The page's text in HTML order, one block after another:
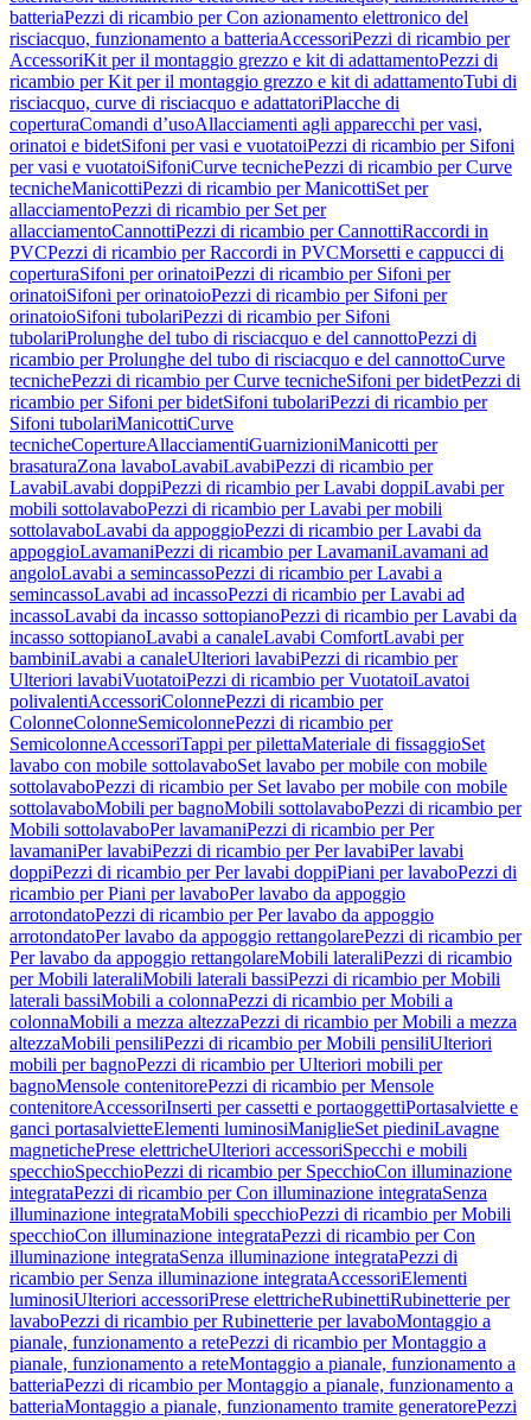
batteriaPezzi di ricambio per Con azionamento elettronico del
risciacquo, funzionamento a batteriaAccessoriPezzi di ricambio per
AccessoriKit per il montaggio grezzo e kit di adattamentoPezzi di
ricambio per Kit per il montaggio grezzo e kit di adattamentoTubi di
risciacquo, curve di risciacquo e adattatoriPlacche di
coperturaComandi d’usoAllacciamenti agli apparecchi per vasi,
orinatoi e bidetSifoni per vasi e vuotatoiPezzi di ricambio per Sifoni
per vasi e vuotatoiSifoniCurve tecnichePezzi di ricambio per Curve
tecnicheManicottiPezzi di ricambio per ManicottiSet per
allacciamentoPezzi di ricambio per Set per
allacciamentoCannottiPezzi di ricambio per CannottiRaccordi in
PVCPezzi di ricambio per Raccordi in PVCMorsetti e cappucci di
coperturaSifoni per orinatoiPezzi di ricambio per Sifoni per
orinatoiSifoni per orinatoioPezzi di ricambio per Sifoni per
orinatoioSifoni tubolariPezzi di ricambio per Sifoni
tubolariProlunghe del tubo di risciacquo e del cannottoPezzi di
ricambio per Prolunghe del tubo di risciacquo e del cannottoCurve
tecnichePezzi di ricambio per Curve tecnicheSifoni per bidetPezzi di
ricambio per Sifoni per bidetSifoni tubolariPezzi di ricambio per
Sifoni tubolariManicottiCurve
tecnicheCopertureAllacciamentiGuarnizioniManicotti per
brasaturaZona lavaboLavabiLavabiPezzi di ricambio per
LavabiLavabi doppiPezzi di ricambio per Lavabi doppiLavabi per
mobili sottolavaboPezzi di ricambio per Lavabi per mobili
sottolavaboLavabi da appoggioPezzi di ricambio per Lavabi da
appoggioLavamaniPezzi di ricambio per LavamaniLavamani ad
angoloLavabi a semincassoPezzi di ricambio per Lavabi a
semincassoLavabi ad incassoPezzi di ricambio per Lavabi ad
incassoLavabi da incasso sottopianoPezzi di ricambio per Lavabi da
incasso sottopianoLavabi a canaleLavabi ComfortLavabi per
bambiniLavabi a canaleUlteriori lavabiPezzi di ricambio per
Ulteriori lavabiVuotatoiPezzi di ricambio per VuotatoiLavatoi
polivalentiAccessoriColonnePezzi di ricambio per
ColonneColonneSemicolonnePezzi di ricambio per
SemicolonneAccessoriTappi per pilettaMateriale di fissaggioSet
lavabo con mobile sottolavaboSet lavabo per mobile con mobile
sottolavaboPezzi di ricambio per Set lavabo per mobile con mobile
sottolavaboMobili per bagnoMobili sottolavaboPezzi di ricambio per
Mobili sottolavaboPer lavamaniPezzi di ricambio per Per
lavamaniPer lavabiPezzi di ricambio per Per lavabiPer lavabi
doppiPezzi di ricambio per Per lavabi doppiPiani per lavaboPezzi di
ricambio per Piani per lavaboPer lavabo da appoggio
arrotondatoPezzi di ricambio per Per lavabo da appoggio
arrotondatoPer lavabo da appoggio rettangolarePezzi di ricambio per
Per lavabo da appoggio rettangolareMobili lateraliPezzi di ricambio
per Mobili lateraliMobili laterali bassiPezzi di ricambio per Mobili
laterali bassiMobili a colonnaPezzi di ricambio per Mobili a
colonnaMobili a mezza altezzaPezzi di ricambio per Mobili a mezza
altezzaMobili pensiliPezzi di ricambio per Mobili pensiliUlteriori
mobili per bagnoPezzi di ricambio per Ulteriori mobili per
bagnoMensole contenitorePezzi di ricambio per Mensole
contenitoreAccessoriInserti per cassetti e portaoggettiPortasalviette e
ganci portasalvietteElementi luminosiManiglieSet piediniLavagne
magnetichePrese elettricheUlteriori accessoriSpecchi e mobili
specchioSpecchioPezzi di ricambio per SpecchioCon illuminazione
integrataPezzi di ricambio per Con illuminazione integrataSenza
illuminazione integrataMobili specchioPezzi di ricambio per Mobili
specchioCon illuminazione integrataPezzi di ricambio per Con
illuminazione integrataSenza illuminazione integrataPezzi di
ricambio per Senza illuminazione integrataAccessoriElementi
luminosiUlteriori accessoriPrese elettricheRubinettiRubinetterie per
lavaboPezzi di ricambio per Rubinetterie per lavaboMontaggio a
pianale, funzionamento a retePezzi di ricambio per Montaggio a
pianale, funzionamento a reteMontaggio a pianale, funzionamento a
batteriaPezzi di ricambio per Montaggio a pianale, funzionamento a
batteriaMontaggio a pianale, funzionamento tramite generatorePezzi